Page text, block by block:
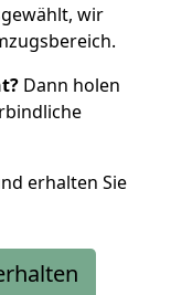
wir
Dann holen
erhalten Sie